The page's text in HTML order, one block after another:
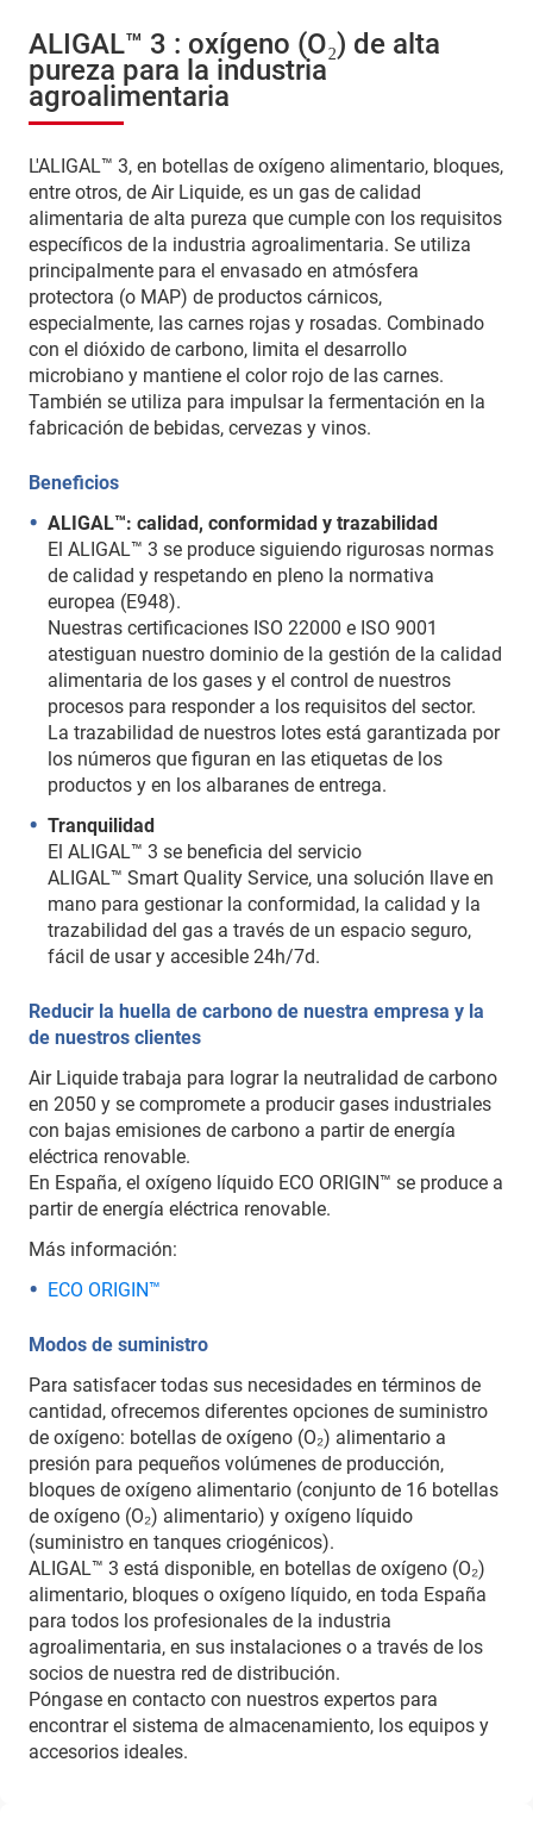
ALIGAL™ 3 : oxígeno (O₂) de alta
pureza para la industria
agroalimentaria
L'ALIGAL™ 3, en botellas de oxígeno alimentario, bloques,
entre otros, de Air Liquide, es un gas de calidad
alimentaria de alta pureza que cumple con los requisitos
específicos de la industria agroalimentaria. Se utiliza
principalmente para el envasado en atmósfera
protectora (o MAP) de productos cárnicos,
especialmente, las carnes rojas y rosadas. Combinado
con el dióxido de carbono, limita el desarrollo
microbiano y mantiene el color rojo de las carnes.
También se utiliza para impulsar la fermentación en la
fabricación de bebidas, cervezas y vinos.
Beneficios
ALIGAL™: calidad, conformidad y trazabilidad
El ALIGAL™ 3 se produce siguiendo rigurosas normas
de calidad y respetando en pleno la normativa
europea (E948).
Nuestras certificaciones ISO 22000 e ISO 9001
atestiguan nuestro dominio de la gestión de la calidad
alimentaria de los gases y el control de nuestros
procesos para responder a los requisitos del sector.
La trazabilidad de nuestros lotes está garantizada por
los números que figuran en las etiquetas de los
productos y en los albaranes de entrega.
Tranquilidad
El ALIGAL™ 3 se beneficia del servicio
ALIGAL™ Smart Quality Service, una solución llave en
mano para gestionar la conformidad, la calidad y la
trazabilidad del gas a través de un espacio seguro,
fácil de usar y accesible 24h/7d.
Reducir la huella de carbono de nuestra empresa y la
de nuestros clientes
Air Liquide trabaja para lograr la neutralidad de carbono
en 2050 y se compromete a producir gases industriales
con bajas emisiones de carbono a partir de energía
eléctrica renovable.
En España, el oxígeno líquido ECO ORIGIN™ se produce a
partir de energía eléctrica renovable.
Más información:
ECO ORIGIN™
Modos de suministro
Para satisfacer todas sus necesidades en términos de
cantidad, ofrecemos diferentes opciones de suministro
de oxígeno: botellas de oxígeno (O₂) alimentario a
presión para pequeños volúmenes de producción,
bloques de oxígeno alimentario (conjunto de 16 botellas
de oxígeno (O₂) alimentario) y oxígeno líquido
(suministro en tanques criogénicos).
ALIGAL™ 3 está disponible, en botellas de oxígeno (O₂)
alimentario, bloques o oxígeno líquido, en toda España
para todos los profesionales de la industria
agroalimentaria, en sus instalaciones o a través de los
socios de nuestra red de distribución.
Póngase en contacto con nuestros expertos para
encontrar el sistema de almacenamiento, los equipos y
accesorios ideales.